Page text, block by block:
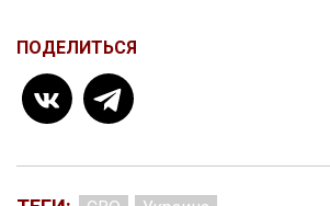
ПОДЕЛИТЬСЯ